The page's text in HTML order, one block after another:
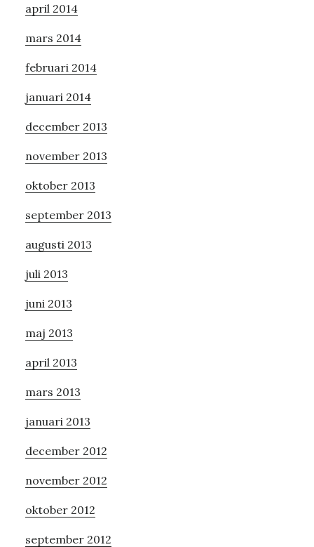
april 2014
mars 2014
februari 2014
januari 2014
december 2013
november 2013
oktober 2013
september 2013
augusti 2013
juli 2013
juni 2013
maj 2013
april 2013
mars 2013
januari 2013
december 2012
november 2012
oktober 2012
september 2012